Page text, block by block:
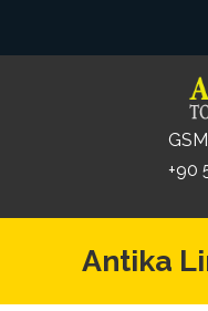
+90
Antika